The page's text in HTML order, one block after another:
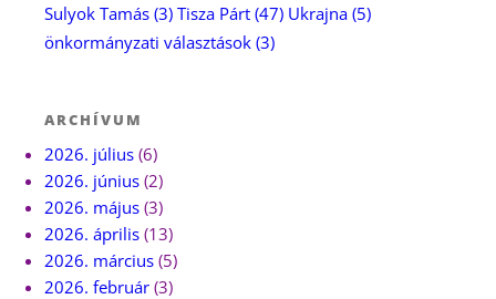
Sulyok Tamás (3) Tisza Párt (47) Ukrajna (5)
önkormányzati választások (3)
ARCHÍVUM
2026. július (6)
2026. június (2)
2026. május (3)
2026. április (13)
2026. március (5)
2026. február (3)